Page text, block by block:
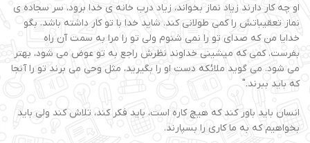
او چه کار دارند زیاد نماز بخواند، زیاد درب خانه ی خدا برود، سر سجاده ی
نماز تعقیباتش را کمی طولانی کند. شاید خدا با تو کار داشته باشد. بگو
خدایا من که صدای تو را نمی شنوم ولی تو را مرا به سمت آن راه
بفرست. کمی که میشینی خداوند نظرش راجع به تو عوض می شود، بهتر
می شود. می گوید ملائکه دست او را بگیرید، مثل وحی می برند تو را آنجا
که باید ببرند."
انسان باید باور کند که هیچ کاره است، باید فکر کند، تلاش کند ولی باید
بخواهیم که به ما کاری را بسپارند.